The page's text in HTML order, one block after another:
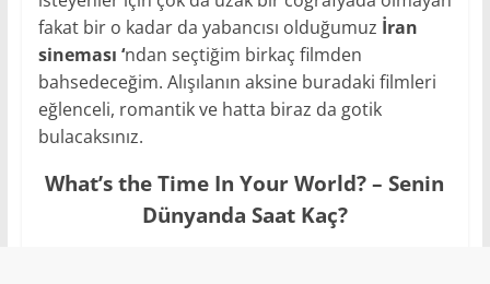
fakat bir o kadar da yabancısı olduğumuz İran
sineması ‘ndan seçtiğim birkaç filmden
bahsedeceğim. Alışılanın aksine buradaki filmleri
eğlenceli, romantik ve hatta biraz da gotik
bulacaksınız.
What’s the Time In Your World? – Senin
Dünyanda Saat Kaç?